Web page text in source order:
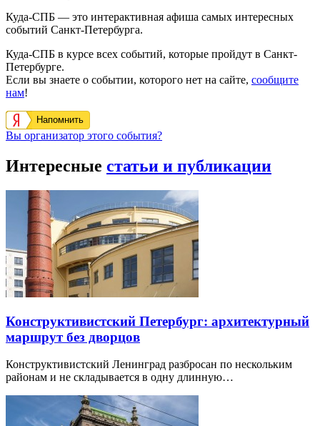
Куда-СПБ — это интерактивная афиша самых интересных
событий Санкт-Петербурга.
Куда-СПБ в курсе всех событий, которые пройдут в Санкт-
Петербурге.
Если вы знаете о событии, которого нет на сайте, сообщите
нам!
Напомнить
Вы организатор этого события?
Интересные статьи и публикации
Конструктивистский Петербург: архитектурный
маршрут без дворцов
Конструктивистский Ленинград разбросан по нескольким
районам и не складывается в одну длинную…